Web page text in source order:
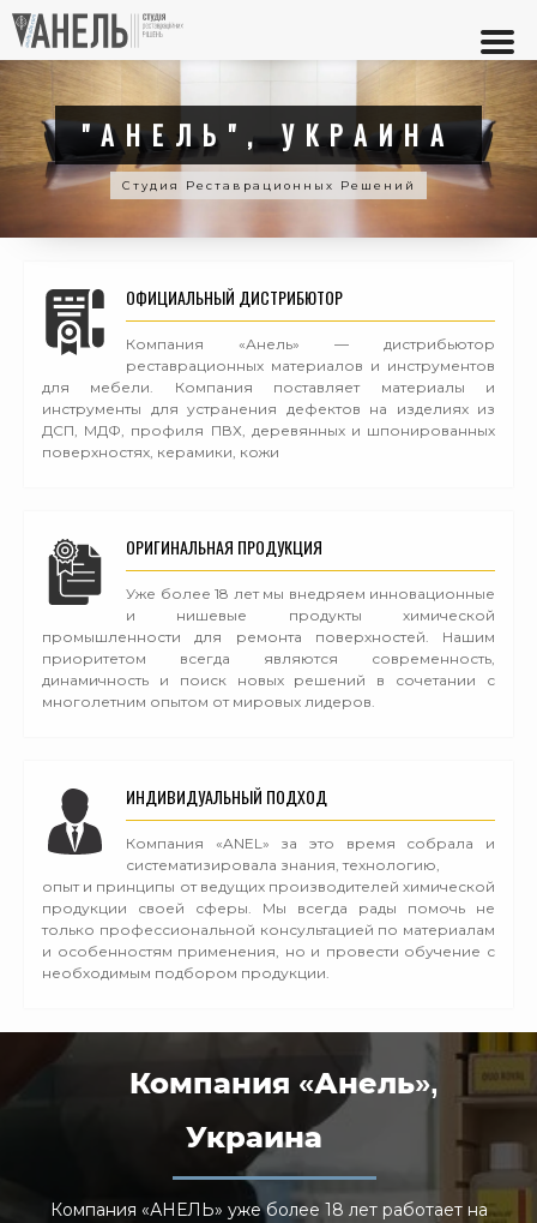
"АНЕЛЬ", УКРАИНА
Студия Реставрационных Решений
ОФИЦИАЛЬНЫЙ ДИСТРИБЮТОР
Компания «Анель» — дистрибьютор
реставрационных материалов и инструментов
для мебели. Компания поставляет материалы и
инструменты для устранения дефектов на изделиях из
ДСП, МДФ, профиля ПВХ, деревянных и шпонированных
поверхностях, керамики, кожи
ОРИГИНАЛЬНАЯ ПРОДУКЦИЯ
Уже более 18 лет мы внедряем инновационные
и нишевые продукты химической
промышленности для ремонта поверхностей. Нашим
приоритетом всегда являются современность,
динамичность и поиск новых решений в сочетании с
многолетним опытом от мировых лидеров.
ИНДИВИДУАЛЬНЫЙ ПОДХОД
Компания «ANEL» за это время собрала и
систематизировала знания, технологию,
опыт и принципы от ведущих производителей химической
продукции своей сферы. Мы всегда рады помочь не
только профессиональной консультацией по материалам
и особенностям применения, но и провести обучение с
необходимым подбором продукции.
Компания «Анель»,
Украина
Компания «АНЕЛЬ» уже более 18 лет работает на